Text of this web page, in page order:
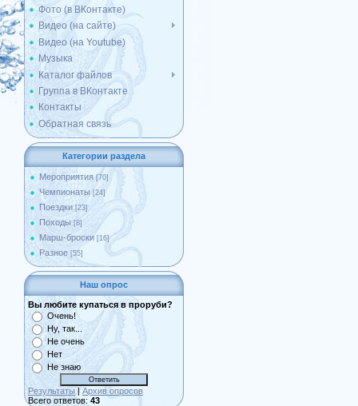
Фото (в ВКонтакте)
Видео (на сайте)
Видео (на Youtube)
Музыка
Каталог файлов
Группа в ВКонтакте
Контакты
Обратная связь
Категории раздела
Мероприятия [70]
Чемпионаты [24]
Поездки [23]
Походы [8]
Марш-броски [16]
Разное [55]
Наш опрос
Вы любите купаться в проруби?
Очень!
Ну, так...
Не очень
Нет
Не знаю
Результаты | Архив опросов
Всего ответов: 43